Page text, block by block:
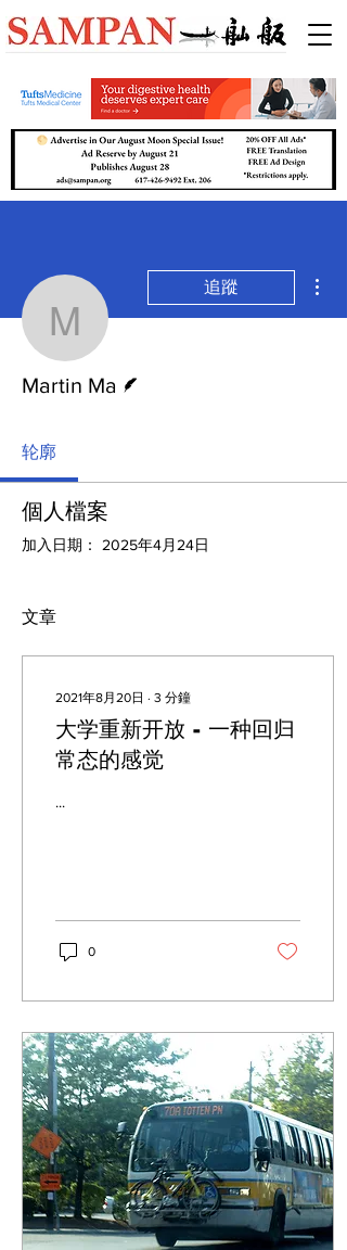
Martin Ma
追蹤
Martin Ma
轮廓
個人檔案
加入日期： 2025年4月24日
文章
2021年8月20日 ∙ 3 分鐘
大学重新开放 - 一种回归
常态的感觉
...
0